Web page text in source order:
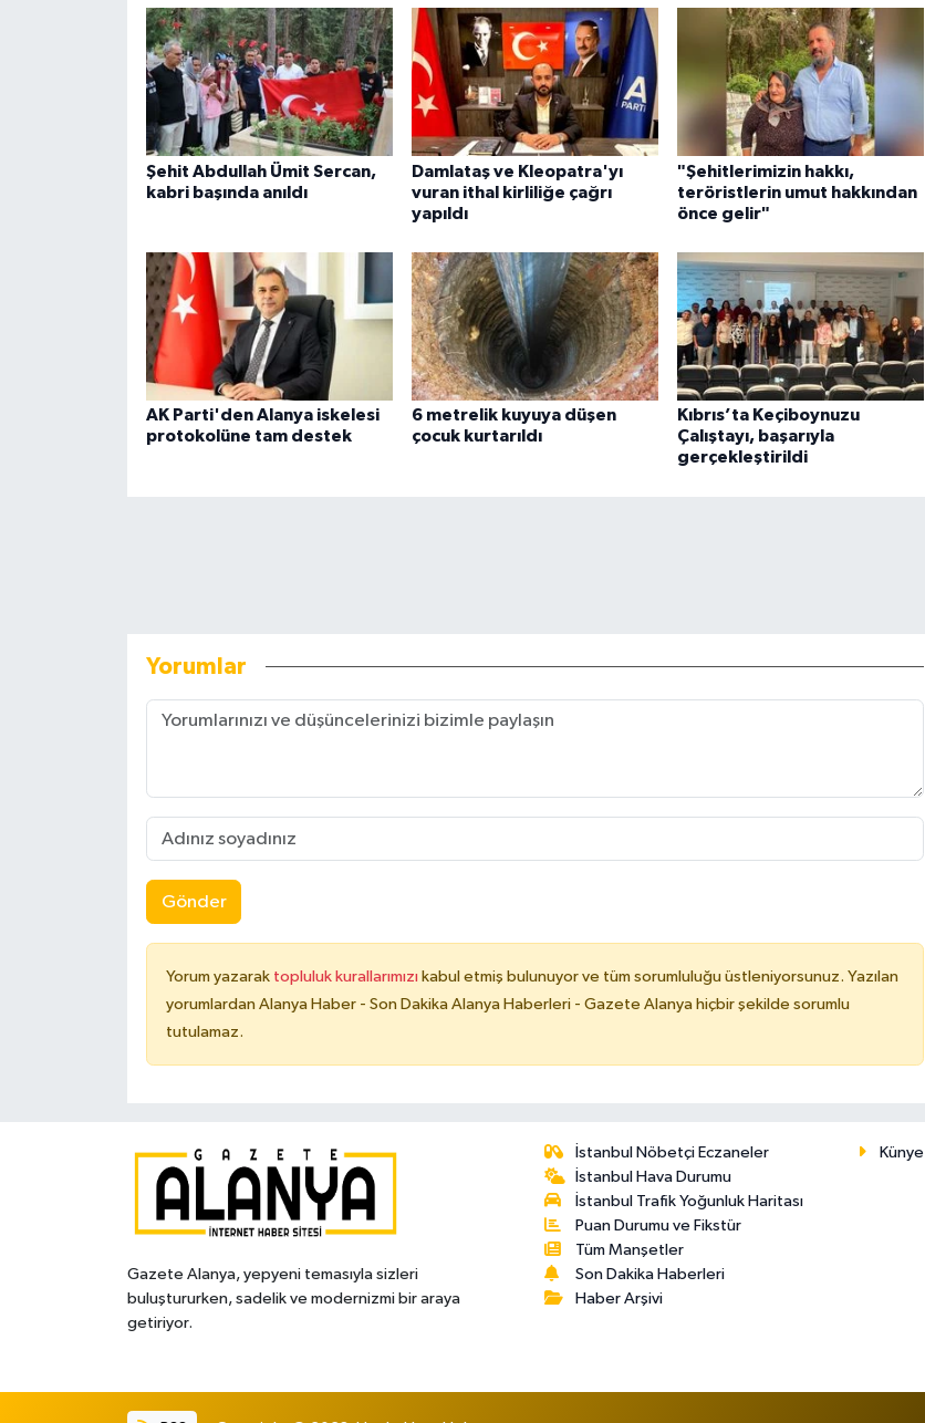
Şehit Abdullah Ümit Sercan,
kabri başında anıldı
Damlataş ve Kleopatra'yı
vuran ithal kirliliğe çağrı
yapıldı
"Şehitlerimizin hakkı,
teröristlerin umut hakkından
önce gelir"
AK Parti'den Alanya iskelesi
protokolüne tam destek
6 metrelik kuyuya düşen
çocuk kurtarıldı
Kıbrıs’ta Keçiboynuzu
Çalıştayı, başarıyla
gerçekleştirildi
Yorumlar
Gönder
Yorum yazarak topluluk kurallarımızı kabul etmiş bulunuyor ve tüm sorumluluğu üstleniyorsunuz. Yazılan
yorumlardan Alanya Haber - Son Dakika Alanya Haberleri - Gazete Alanya hiçbir şekilde sorumlu
tutulamaz.
Gazete Alanya, yepyeni temasıyla sizleri
buluştururken, sadelik ve modernizmi bir araya
getiriyor.
İstanbul Nöbetçi Eczaneler
İstanbul Hava Durumu
İstanbul Trafik Yoğunluk Haritası
Puan Durumu ve Fikstür
Tüm Manşetler
Son Dakika Haberleri
Haber Arşivi
Künye